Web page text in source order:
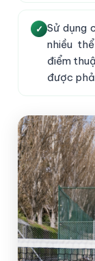
Sử dụng
nhiều
điểm
được